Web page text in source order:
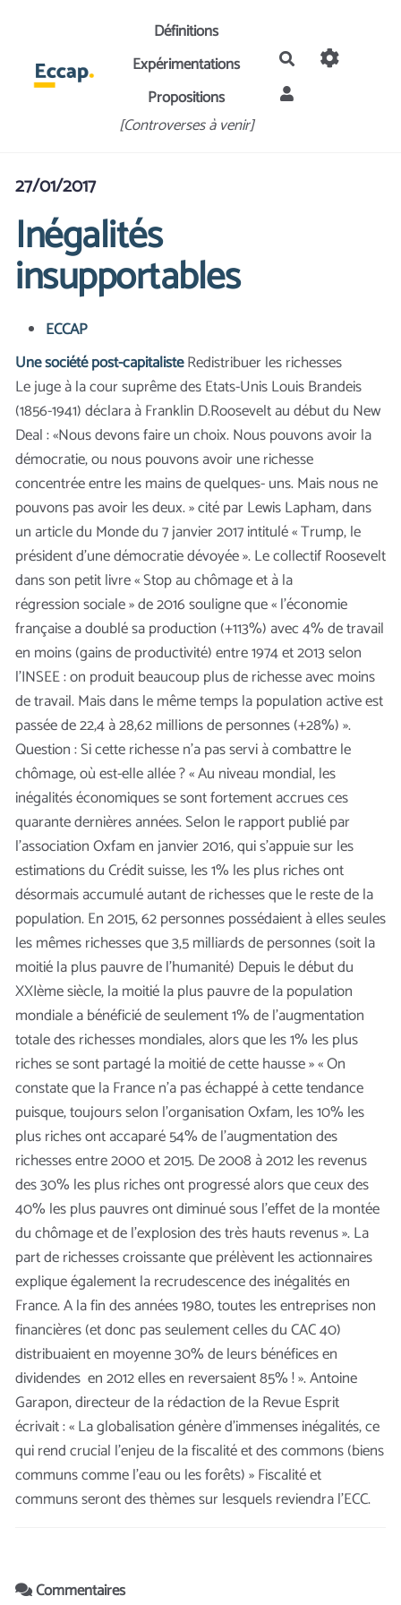
Aller au contenu principalDéfinitions
Expérimentations
Propositions
[Controverses à venir]
Rechercher
27/01/2017
Inégalités
insupportables
ECCAP
Une société post-capitalisteRedistribuer les richesses
Le juge à la cour suprême des Etats-Unis Louis Brandeis
(1856-1941) déclara à Franklin D.Roosevelt au début du New
Deal : «Nous devons faire un choix. Nous pouvons avoir la
démocratie, ou nous pouvons avoir une richesse
concentrée entre les mains de quelques- uns. Mais nous ne
pouvons pas avoir les deux. » cité par Lewis Lapham, dans
un article du Monde du 7 janvier 2017 intitulé « Trump, le
président d’une démocratie dévoyée ». Le collectif Roosevelt
dans son petit livre « Stop au chômage et à la
régression sociale » de 2016 souligne que « l’économie
française a doublé sa production (+113%) avec 4% de travail
en moins (gains de productivité) entre 1974 et 2013 selon
l’INSEE : on produit beaucoup plus de richesse avec moins
de travail. Mais dans le même temps la population active est
passée de 22,4 à 28,62 millions de personnes (+28%) ».
Question : Si cette richesse n’a pas servi à combattre le
chômage, où est-elle allée ? « Au niveau mondial, les
inégalités économiques se sont fortement accrues ces
quarante dernières années. Selon le rapport publié par
l’association Oxfam en janvier 2016, qui s’appuie sur les
estimations du Crédit suisse, les 1% les plus riches ont
désormais accumulé autant de richesses que le reste de la
population. En 2015, 62 personnes possédaient à elles seules
les mêmes richesses que 3,5 milliards de personnes (soit la
moitié la plus pauvre de l’humanité) Depuis le début du
XXIème siècle, la moitié la plus pauvre de la population
mondiale a bénéficié de seulement 1% de l’augmentation
totale des richesses mondiales, alors que les 1% les plus
riches se sont partagé la moitié de cette hausse » « On
constate que la France n’a pas échappé à cette tendance
puisque, toujours selon l’organisation Oxfam, les 10% les
plus riches ont accaparé 54% de l’augmentation des
richesses entre 2000 et 2015. De 2008 à 2012 les revenus
des 30% les plus riches ont progressé alors que ceux des
40% les plus pauvres ont diminué sous l’effet de la montée
du chômage et de l’explosion des très hauts revenus ». La
part de richesses croissante que prélèvent les actionnaires
explique également la recrudescence des inégalités en
France. A la fin des années 1980, toutes les entreprises non
financières (et donc pas seulement celles du CAC 40)
distribuaient en moyenne 30% de leurs bénéfices en
dividendes en 2012 elles en reversaient 85% ! ». Antoine
Garapon, directeur de la rédaction de la Revue Esprit
écrivait : « La globalisation génère d’immenses inégalités, ce
qui rend crucial l’enjeu de la fiscalité et des commons (biens
communs comme l’eau ou les forêts) » Fiscalité et
communs seront des thèmes sur lesquels reviendra l’ECC.
Commentaires